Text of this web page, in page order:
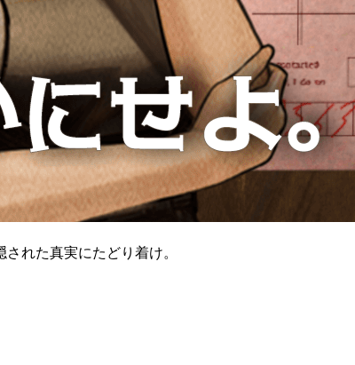
れた真実にたどり着け。